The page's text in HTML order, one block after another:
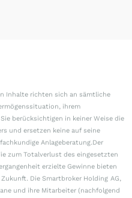
Inhalte richten sich an sämtliche
ihrem
berücksichtigen in keiner Weise die
und ersetzen keine auf seine
Anlageberatung.Der
zum Totalverlust des eingesetzten
erzielte Gewinne bieten
Die Smartbroker Holding AG,
und ihre Mitarbeiter (nachfolgend